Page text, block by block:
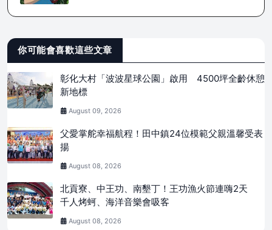
你可能會喜歡這些文章
彰化大村「波波星球公園」啟用 4500坪全齡休憩
新地標
August 09, 2026
父愛掌舵幸福航程！田中鎮24位模範父親溫馨受表
揚
August 08, 2026
北貢寮、中王功、南墾丁！王功漁火節連嗨2天
千人烤蚵、海洋音樂會吸客
August 08, 2026